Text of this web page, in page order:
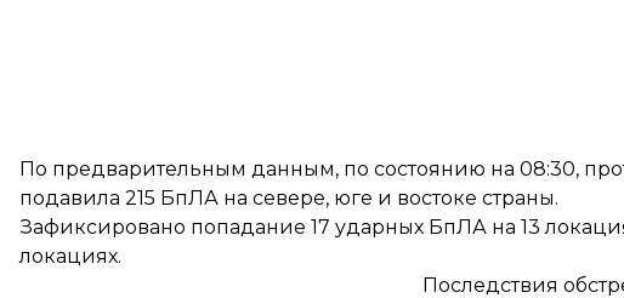
По предварительным данным, по состоянию на 08:30,
подавила 215 БпЛА на севере, юге и востоке страны.
Зафиксировано попадание 17 ударных БпЛА на 13
локациях.
Последствия